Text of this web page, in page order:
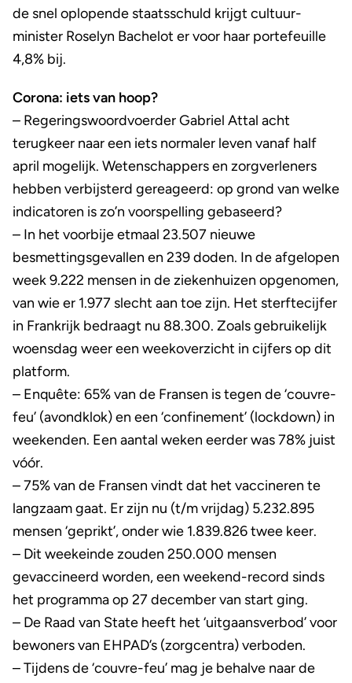
de snel oplopende staatsschuld krijgt cultuur-
minister Roselyn Bachelot er voor haar portefeuille
4,8% bij.
Corona: iets van hoop?
– Regeringswoordvoerder Gabriel Attal acht
terugkeer naar een iets normaler leven vanaf half
april mogelijk. Wetenschappers en zorgverleners
hebben verbijsterd gereageerd: op grond van welke
indicatoren is zo’n voorspelling gebaseerd?
– In het voorbije etmaal 23.507 nieuwe
besmettingsgevallen en 239 doden. In de afgelopen
week 9.222 mensen in de ziekenhuizen opgenomen,
van wie er 1.977 slecht aan toe zijn. Het sterftecijfer
in Frankrijk bedraagt nu 88.300. Zoals gebruikelijk
woensdag weer een weekoverzicht in cijfers op dit
platform.
– Enquête: 65% van de Fransen is tegen de ‘couvre-
feu’ (avondklok) en een ‘confinement’ (lockdown) in
weekenden. Een aantal weken eerder was 78% juist
vóór.
– 75% van de Fransen vindt dat het vaccineren te
langzaam gaat. Er zijn nu (t/m vrijdag) 5.232.895
mensen ‘geprikt’, onder wie 1.839.826 twee keer.
– Dit weekeinde zouden 250.000 mensen
gevaccineerd worden, een weekend-record sinds
het programma op 27 december van start ging.
– De Raad van State heeft het ‘uitgaansverbod’ voor
bewoners van EHPAD’s (zorgcentra) verboden.
– Tijdens de ‘couvre-feu’ mag je behalve naar de